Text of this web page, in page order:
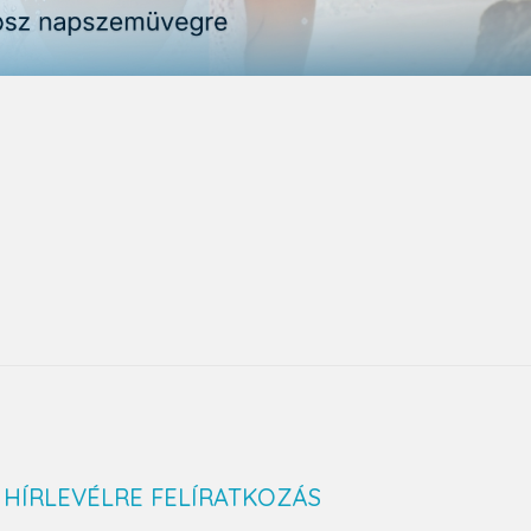
HÍRLEVÉLRE FELÍRATKOZÁS